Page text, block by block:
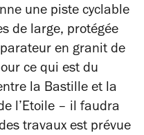
une piste cyclable
de large, protégée
en granit de
ce qui est du
la Bastille et la
l’Etoile – il faudra
travaux est prévue